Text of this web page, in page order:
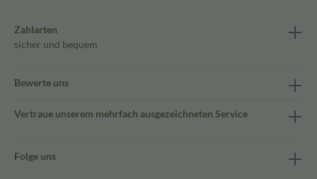
Zahlarten
sicher und bequem
Bewerte uns
Vertraue unserem mehrfach ausgezeichneten Service
Folge uns